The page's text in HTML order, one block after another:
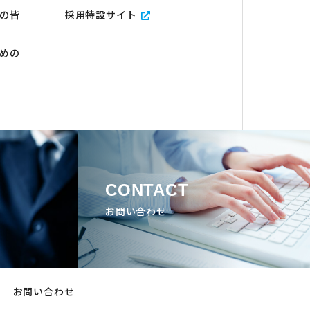
皆
の
採用特設サイト
CONTACT
お問い合わせ
お問い合わせ